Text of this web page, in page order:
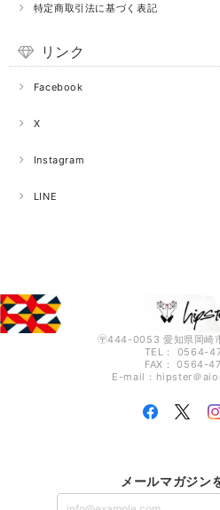
特定商取引法に基づく表記
リンク
Facebook
X
Instagram
LINE
〶444-0053 愛知県岡崎
TEL： 0564-
FAX： 0564-
E-mail：hipster＠
メールマガジン